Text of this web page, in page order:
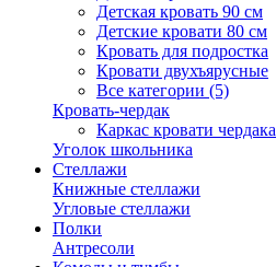
Детская кровать 90 см
Детские кровати 80 см
Кровать для подростка
Кровати двухъярусные
Все категории (5)
Кровать-чердак
Каркас кровати чердака
Уголок школьника
Стеллажи
Книжные стеллажи
Угловые стеллажи
Полки
Антресоли